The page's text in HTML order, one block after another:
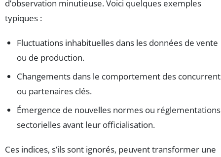
d’observation minutieuse. Voici quelques exemples
typiques :
Fluctuations inhabituelles dans les données de vente
ou de production.
Changements dans le comportement des
ou partenaires clés.
Émergence de nouvelles normes ou réglementations
sectorielles avant leur officialisation.
Ces indices, s’ils sont ignorés, peuvent transformer une